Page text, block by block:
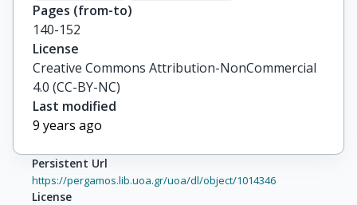
Pages (from-to)
140-152
License
Creative Commons Attribution-NonCommercial
4.0 (CC-BY-NC)
Last modified
9 years ago
Persistent Url
https://pergamos.lib.uoa.gr/uoa/dl/object/1014346
License